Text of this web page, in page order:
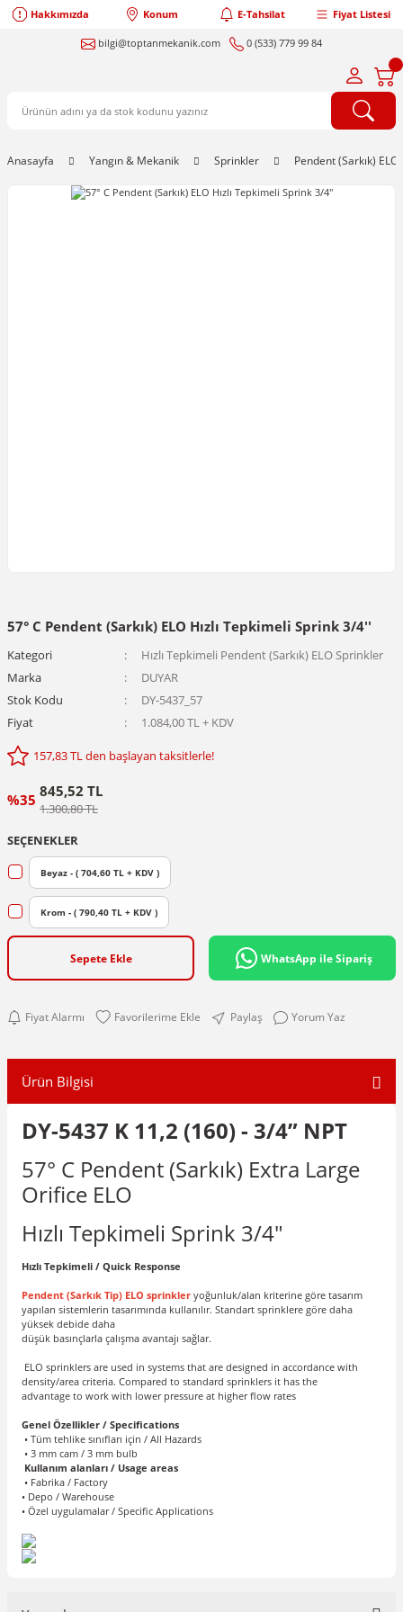
Hakkımızda Konum E-Tahsilat Fiyat Listesi
bilgi@toptanmekanik.com 0 (533) 779 99 84
Anasayfa Yangın & Mekanik Sprinkler Pendent (Sarkık)
57° C Pendent (Sarkık) ELO Hızlı Tepkimeli Sprink 3/4''
Kategori
Hızlı Tepkimeli Pendent (Sarkık) ELO Sprinkler
Marka
DUYAR
Stok Kodu
DY-5437_57
Fiyat
1.084,00 TL + KDV
157,83 TL den başlayan taksitlerle!
%35 845,52 TL
1.300,80 TL
SEÇENEKLER
Beyaz - ( 704,60 TL + KDV )
Krom - ( 790,40 TL + KDV )
Sepete Ekle WhatsApp ile Sipariş
Fiyat Alarmı Paylaş Yorum Yaz
Ürün Bilgisi
DY-5437 K 11,2 (160) - 3/4” NPT
57° C Pendent (Sarkık) Extra Large
Orifice ELO
Hızlı Tepkimeli Sprink 3/4"
Hızlı Tepkimeli / Quick Response
Pendent (Sarkık Tip) ELO sprinkler yoğunluk/alan kriterine göre tasarım
yapılan sistemlerin tasarımında kullanılır. Standart sprinklere göre daha
yüksek debide daha
düşük basınçlarla çalışma avantajı sağlar.
ELO sprinklers are used in systems that are designed in accordance with
density/area criteria. Compared to standard sprinklers it has the
advantage to work with lower pressure at higher flow rates
Genel Özellikler / Specifications
• Tüm tehlike sınıfları için / All Hazards
• 3 mm cam / 3 mm bulb
Kullanım alanları / Usage areas
• Fabrika / Factory
• Depo / Warehouse
• Özel uygulamalar / Specific Applications